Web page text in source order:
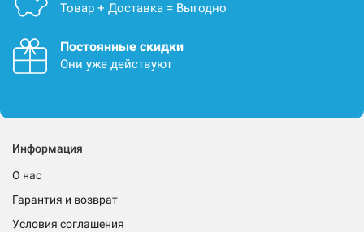
Товар + Доставка = Выгодно
Постоянные скидки
Они уже действуют
Информация
О нас
Гарантия и возврат
Условия соглашения